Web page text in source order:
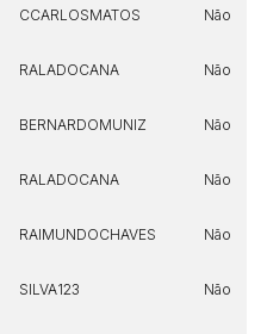
CCARLOSMATOS Não
RALADOCANA Não
BERNARDOMUNIZ Não
RALADOCANA Não
RAIMUNDOCHAVES Não
SILVA123 Não